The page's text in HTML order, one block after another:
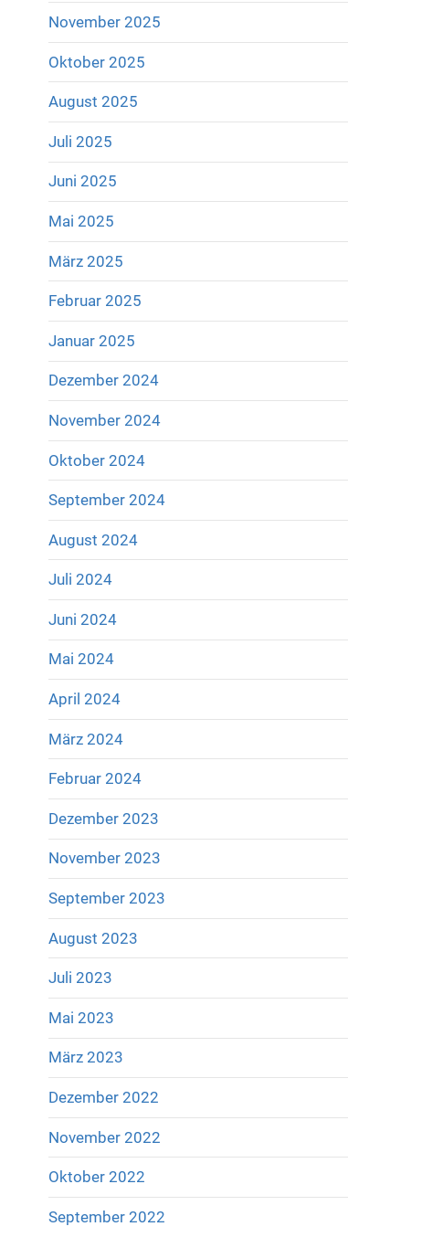
November 2025
Oktober 2025
August 2025
Juli 2025
Juni 2025
Mai 2025
März 2025
Februar 2025
Januar 2025
Dezember 2024
November 2024
Oktober 2024
September 2024
August 2024
Juli 2024
Juni 2024
Mai 2024
April 2024
März 2024
Februar 2024
Dezember 2023
November 2023
September 2023
August 2023
Juli 2023
Mai 2023
März 2023
Dezember 2022
November 2022
Oktober 2022
September 2022